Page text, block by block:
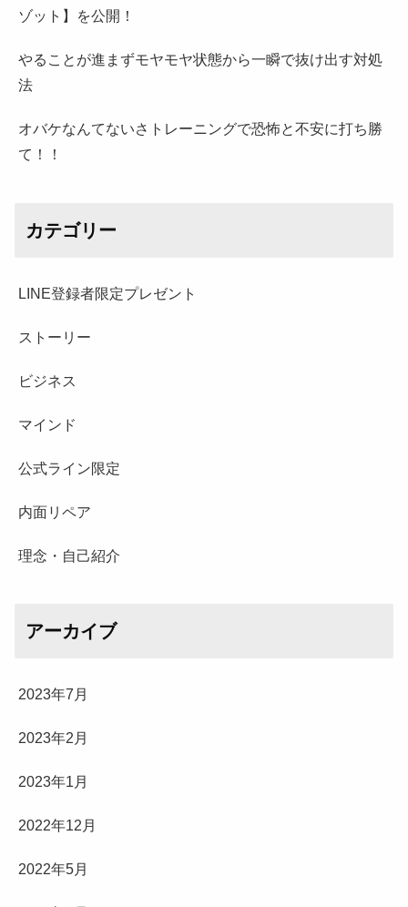
ゾット】を公開！
やることが進まずモヤモヤ状態から一瞬で抜け出す対処
法
オバケなんてないさトレーニングで恐怖と不安に打ち勝
て！！
カテゴリー
LINE登録者限定プレゼント
ストーリー
ビジネス
マインド
公式ライン限定
内面リペア
理念・自己紹介
アーカイブ
2023年7月
2023年2月
2023年1月
2022年12月
2022年5月